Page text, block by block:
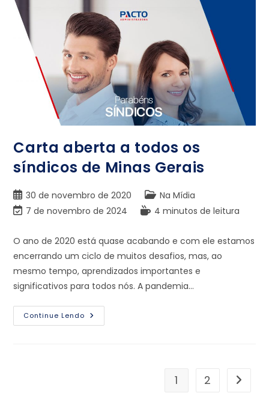
Carta aberta a todos os
síndicos de Minas Gerais
30 de novembro de 2020
Na Mídia
7 de novembro de 2024
4 minutos de leitura
O ano de 2020 está quase acabando e com ele estamos
encerrando um ciclo de muitos desafios, mas, ao
mesmo tempo, aprendizados importantes e
significativos para todos nós. A pandemia…
Continue Lendo
1 2